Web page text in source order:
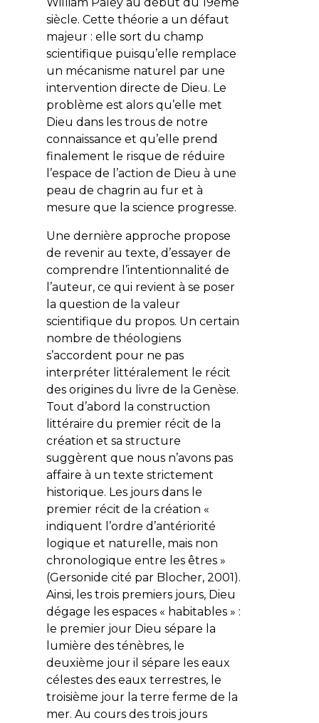
siècle. Cette théorie a un défaut
majeur : elle sort du champ
scientifique puisqu’elle remplace
un mécanisme naturel par une
intervention directe de Dieu. Le
problème est alors qu’elle met
Dieu dans les trous de notre
connaissance et qu’elle prend
finalement le risque de réduire
l’espace de l’action de Dieu à une
peau de chagrin au fur et à
mesure que la science progresse.
Une dernière approche propose
de revenir au texte, d’essayer de
comprendre l’intentionnalité de
l’auteur, ce qui revient à se poser
la question de la valeur
scientifique du propos. Un certain
nombre de théologiens
s’accordent pour ne pas
interpréter littéralement le récit
des origines du livre de la Genèse.
Tout d’abord la construction
littéraire du premier récit de la
création et sa structure
suggèrent que nous n’avons pas
affaire à un texte strictement
historique. Les jours dans le
premier récit de la création «
indiquent l’ordre d’antériorité
logique et naturelle, mais non
chronologique entre les êtres »
(Gersonide cité par Blocher, 2001).
Ainsi, les trois premiers jours, Dieu
dégage les espaces « habitables » :
le premier jour Dieu sépare la
lumière des ténèbres, le
deuxième jour il sépare les eaux
célestes des eaux terrestres, le
troisième jour la terre ferme de la
mer. Au cours des trois jours